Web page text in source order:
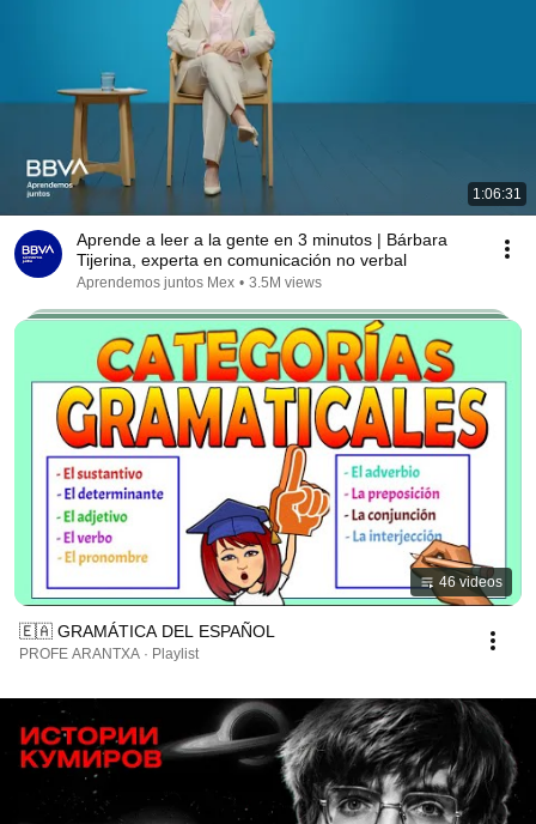
1:06:31
Aprende a leer a la gente en 3 minutos | Bárbara
Tijerina, experta en comunicación no verbal
Aprendemos juntos Mex • 3.5M views
46 videos
🇪🇦 GRAMÁTICA DEL ESPAÑOL
PROFE ARANTXA · Playlist